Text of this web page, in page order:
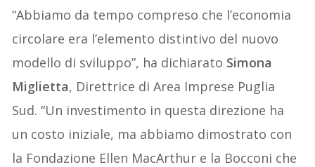
“Abbiamo da tempo compreso che l’economia
circolare era l’elemento distintivo del nuovo
modello di sviluppo”, ha dichiarato Simona
Miglietta, Direttrice di Area Imprese Puglia
Sud. “Un investimento in questa direzione ha
un costo iniziale, ma abbiamo dimostrato con
la Fondazione Ellen MacArthur e la Bocconi che